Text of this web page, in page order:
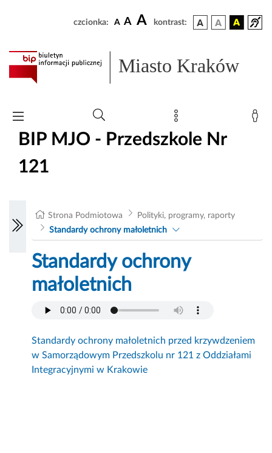
czcionka: A A A kontrast:
Miasto Kraków
BIP MJO - Przedszkole Nr
121
Strona Podmiotowa
Polityki, programy, raporty
Standardy ochrony małoletnich
Standardy ochrony
małoletnich
Standardy ochrony małoletnich przed krzywdzeniem
w Samorządowym Przedszkolu nr 121 z Oddziałami
Integracyjnymi w Krakowie